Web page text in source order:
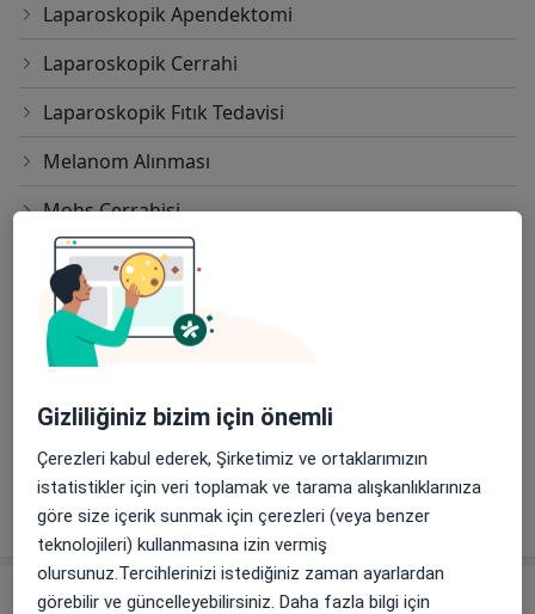
Laparoskopik Apendektomi
Laparoskopik Cerrahi
Laparoskopik Fıtık Tedavisi
Melanom Alınması
Mohs Cerrahisi
Mohs Mikrografik Cerrahisi
Normal Randevu
Robot Destekli Cerrahi
Robot Destekli Laparoskopik Prosedürler
Robotik Cerrahi
Timektomi
Adres
Gizliliğiniz bizim için önemli
Çerezleri kabul ederek, Şirketimiz ve ortaklarımızın
istatistikler için veri toplamak ve tarama alışkanlıklarınıza
göre size içerik sunmak için çerezleri (veya benzer
teknolojileri) kullanmasına izin vermiş
olursunuz.Tercihlerinizi istediğiniz zaman ayarlardan
görebilir ve güncelleyebilirsiniz. Daha fazla bilgi için